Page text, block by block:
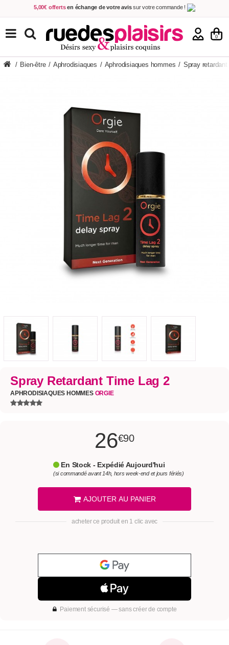
5,00€ offerts en échange de votre avissur votre commande !
Achetez aujourd'hui. Décidez quand payer !
Livraison en 48h
au prix de 2,90 € ! (Offerte dès 69,00€ d'achat)
0
TOUS NOS PRODUITS
/ Bien-être / Aphrodisiaques / Aphrodisiaques hommes / Spray
Spray Retardant Time Lag 2
APHRODISIAQUES HOMMES ORGIE
26€90
En Stock - Expédié Aujourd'hui
(si commandé avant 14h, hors week-end et jours fériés)
AJOUTER AU PANIER
acheter ce produit en 1 clic avec
Paiement sécurisé — sans créer de compte